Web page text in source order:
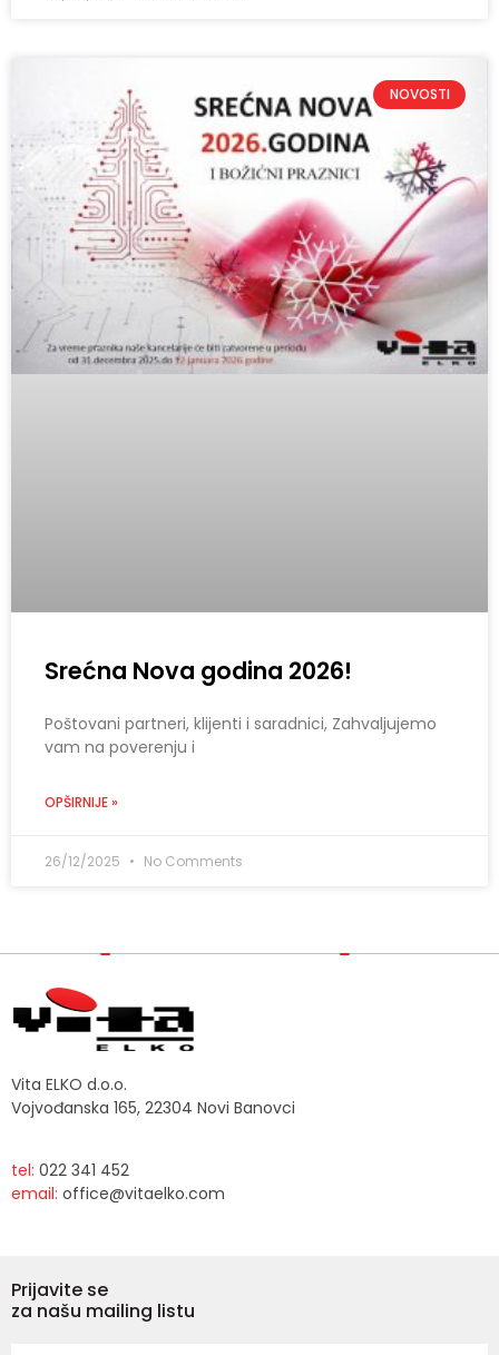
NOVOSTI
Srećna Nova godina 2026!
Poštovani partneri, klijenti i saradnici, Zahvaljujemo
vam na poverenju i
OPŠIRNIJE »
26/12/2025 No Comments
Vita ELKO d.o.o.
Vojvođanska 165, 22304 Novi Banovci
tel: 022 341 452
email: office@vitaelko.com
Prijavite se
za našu mailing listu